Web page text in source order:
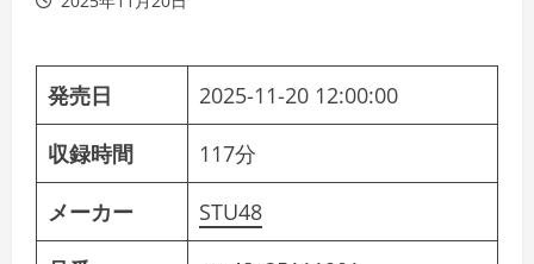
発売日 2025-11-20 12:00:00
収録時間 117分
メーカー STU48